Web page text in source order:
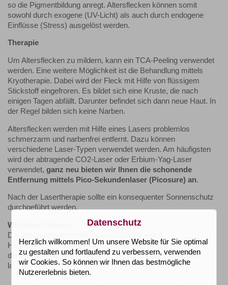
so die Pigmentbildung anregt. Altersflecken können somit
sowohl durch exogene (UV-Licht) als auch durch endogene
Einflüsse (Stress) ausgelöst werden.
Therapie
Um Altersflecken zu mildern, kann ein TCA-Peeling verwendet
werden. Eine weitere Möglichkeit ist die Behandlung mittels
Kryotherapie. Dabei wird der Fleck mit Hilfe von flüssigem
Stickstoff eingefroren. Es bildet sich eine Kruste, die nach
einigen Tagen abfällt. Darunter befindet sich dann neue Haut. In
der Regel bilden sich keine Narben.
Altersflecken werden mit Hilfe eines Lasers problemlos
schmerzarm und narbenfrei entfernt. Dazu können
verschiedene Laser-Typen verwendet werden. Am häufigsten
wird der abtragende CO2-Laser oder Erbium-Yag-Laser
verwendet, ganz neu bieten wir Ihnen die schonende
Entfernung mittels Pico-Sekundenlaser (Picosure) an.
Nach der Lasertherapie sollte ein konsequenter Sonnenschutz
durchgeführt werden.
Wichtiger Hinweis!
Die altersveränderte Haut kann Vorläufer einer
Hautkrebserkrankung sein! Wir empfehlen Ihnen vor
der Lasertherapie ein Hautkrebs-Screening durchführen zu
lassen.
Datenschutz
Herzlich willkommen! Um unsere Website für Sie optimal
zu gestalten und fortlaufend zu verbessern, verwenden
wir Cookies. So können wir Ihnen das bestmögliche
Nutzererlebnis bieten.